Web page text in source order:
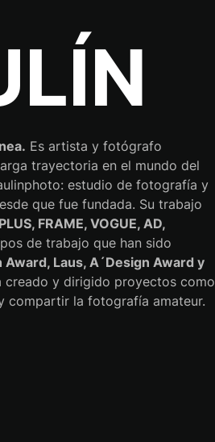
Es artista y fotógrafo
trayectoria en el mundo del
estudio de fotografía y
que fue fundada. Su trabajo
FRAME, VOGUE, AD,
de trabajo que han sido
Award, Laus, A´Design Award y
creado y dirigido proyectos como
compartir la fotografía amateur.